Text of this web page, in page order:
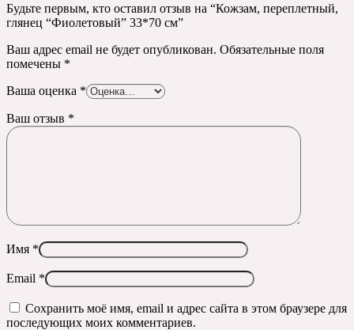
Будьте первым, кто оставил отзыв на “Кожзам, переплетный,
глянец “Фиолетовый” 33*70 см”
Ваш адрес email не будет опубликован. Обязательные поля
помечены *
Ваша оценка *
Ваш отзыв *
Имя *
Email *
Сохранить моё имя, email и адрес сайта в этом браузере для
последующих моих комментариев.